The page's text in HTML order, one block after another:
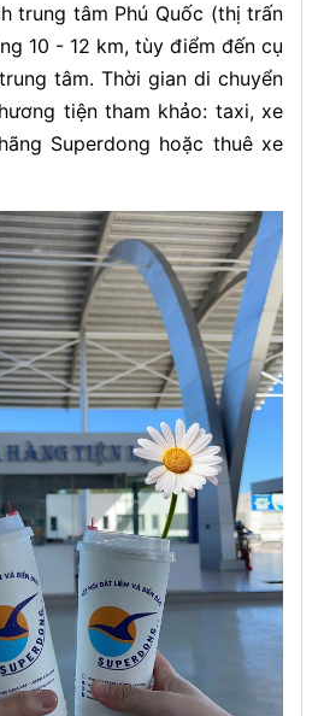
trung tâm Phú Quốc (thị trấn
10 - 12 km, tùy điểm đến cụ
tâm. Thời gian di chuyển
tiện tham khảo: taxi, xe
Superdong hoặc thuê xe